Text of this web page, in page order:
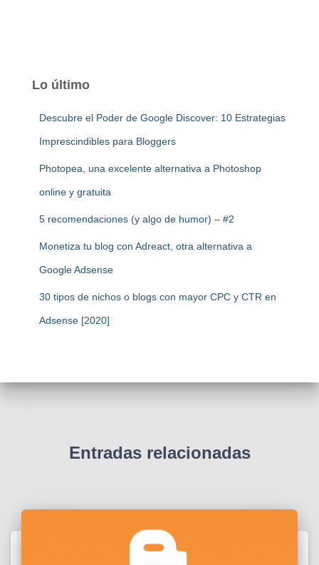
Lo último
Descubre el Poder de Google Discover: 10 Estrategias
Imprescindibles para Bloggers
Photopea, una excelente alternativa a Photoshop
online y gratuita
5 recomendaciones (y algo de humor) – #2
Monetiza tu blog con Adreact, otra alternativa a
Google Adsense
30 tipos de nichos o blogs con mayor CPC y CTR en
Adsense [2020]
Entradas relacionadas